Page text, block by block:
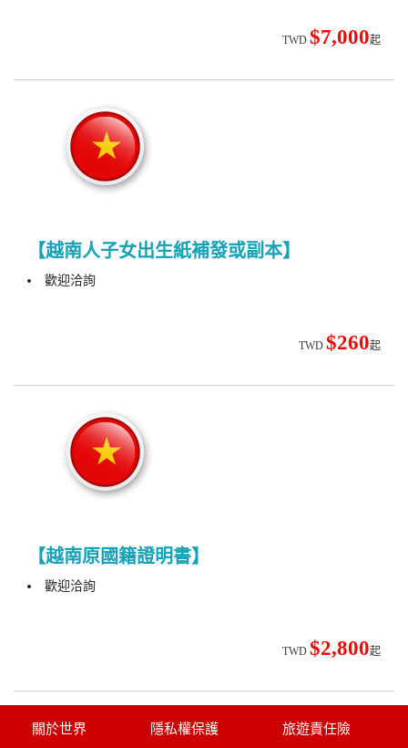
TWD $7,000起
【越南人子女出生紙補發或副本】
歡迎洽詢
TWD $260起
【越南原國籍證明書】
歡迎洽詢
TWD $2,800起
關於世界 隱私權保護 旅遊責任險